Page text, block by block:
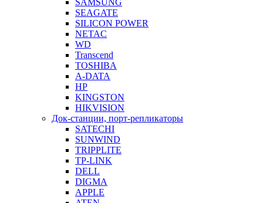
SAMSUNG
SEAGATE
SILICON POWER
NETAC
WD
Transcend
TOSHIBA
A-DATA
HP
KINGSTON
HIKVISION
Док-станции, порт-репликаторы
SATECHI
SUNWIND
TRIPPLITE
TP-LINK
DELL
DIGMA
APPLE